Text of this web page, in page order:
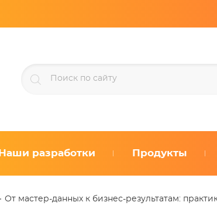
Наши разработки Продукты
От мастер-данных к бизнес-результатам: